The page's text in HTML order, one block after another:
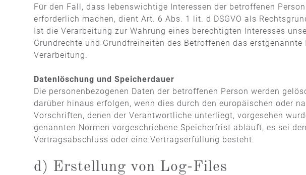
Für den Fall, dass lebenswichtige Interessen der betroffenen
erforderlich machen, dient Art. 6 Abs. 1 lit. d DSGVO als
Ist die Verarbeitung zur Wahrung eines berechtigten Interesses
Grundrechte und Grundfreiheiten des Betroffenen das
Verarbeitung.
Datenlöschung und Speicherdauer
Die personenbezogenen Daten der betroffenen Person werden
darüber hinaus erfolgen, wenn dies durch den europäischen oder
Vorschriften, denen der Verantwortliche unterliegt, vorgesehen
genannten Normen vorgeschriebene Speicherfrist abläuft, es sei
Vertragsabschluss oder eine Vertragserfüllung besteht.
d) Erstellung von Log-Files